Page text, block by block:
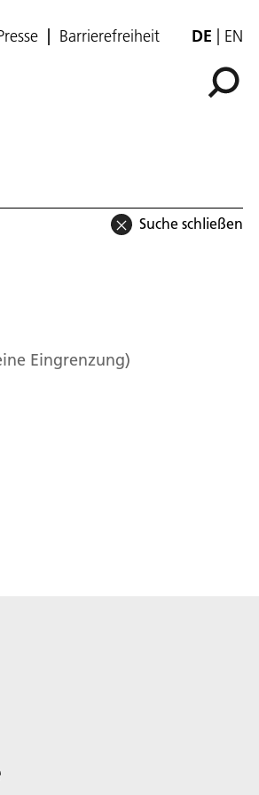
Barrierefreiheit DE EN
Suche schließen
Eingrenzung)